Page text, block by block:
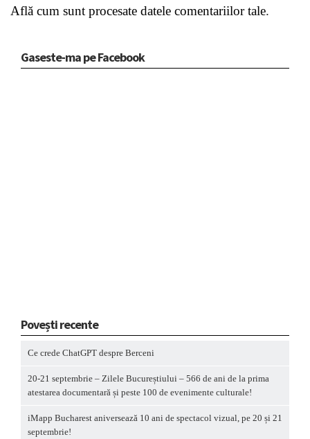
Află cum sunt procesate datele comentariilor tale.
Gaseste-ma pe Facebook
Povești recente
Ce crede ChatGPT despre Berceni
20-21 septembrie – Zilele Bucureștiului – 566 de ani de la prima
atestarea documentară și peste 100 de evenimente culturale!
iMapp Bucharest aniversează 10 ani de spectacol vizual, pe 20 și 21
septembrie!